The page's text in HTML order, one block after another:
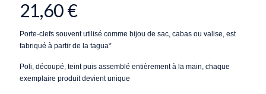
21,60€
Porte-clefs souventutilisé comme bijou de sac, cabas ou valise, est
fabriqué à partir de la tagua*
Poli, découpé, teint puis assemblé entièrement à la main, chaque
exemplaire produit devient unique